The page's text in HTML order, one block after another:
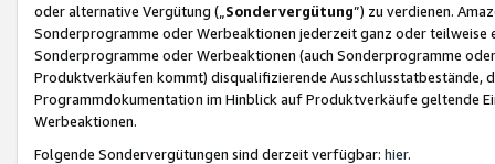
oder alternative Vergütung („ Sondervergütung”) zu verdienen.
Sonderprogramme oder Werbeaktionen jederzeit ganz oder
Sonderprogramme oder Werbeaktionen (auch Sonderprogramme
Produktverkäufen kommt) disqualifizierende Ausschlusstatbestände,
Programmdokumentation im Hinblick auf Produktverkäufe geltende
Werbeaktionen.
Folgende Sondervergütungen sind derzeit verfügbar: hier.